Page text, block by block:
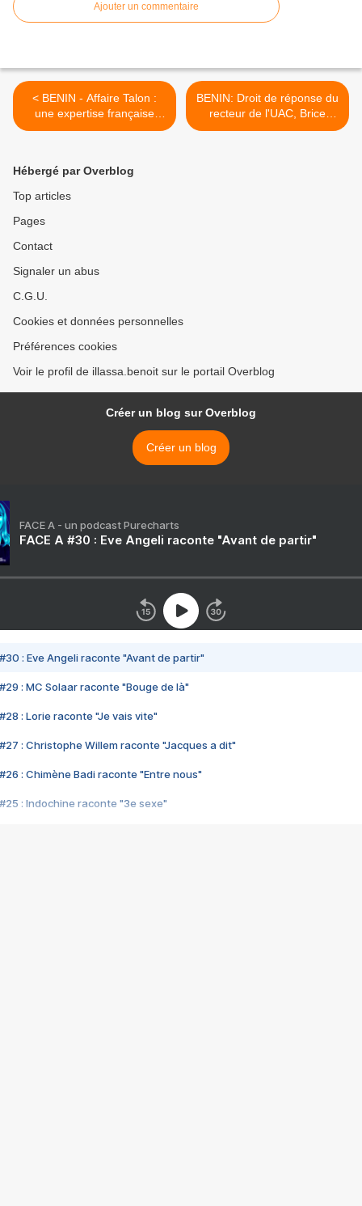
Ajouter un commentaire
< BENIN - Affaire Talon :
une expertise française
confirme celle du FBI
BENIN: Droit de réponse du
recteur de l'UAC, Brice
SINSIN, à Victor TOPANOU
Hébergé par Overblog
Top articles
Pages
Contact
Signaler un abus
C.G.U.
Cookies et données personnelles
Préférences cookies
Voir le profil de illassa.benoit sur le portail Overblog
Créer un blog sur Overblog
Créer un blog
FACE A - un podcast Purecharts
FACE A #30 : Eve Angeli raconte "Avant de partir"
#30 : Eve Angeli raconte "Avant de partir"
#29 : MC Solaar raconte "Bouge de là"
#28 : Lorie raconte "Je vais vite"
#27 : Christophe Willem raconte "Jacques a dit"
#26 : Chimène Badi raconte "Entre nous"
#25 : Indochine raconte "3e sexe"